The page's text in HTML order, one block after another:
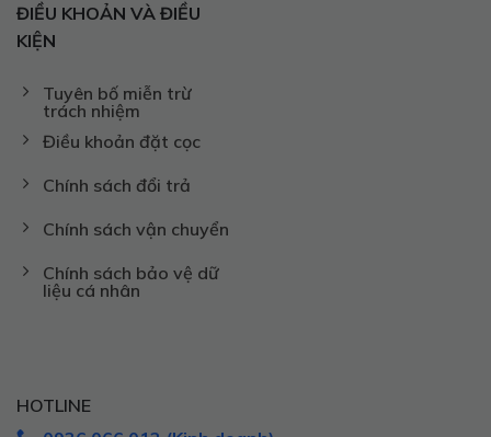
ĐIỀU KHOẢN VÀ ĐIỀU
KIỆN
Tuyên bố miễn trừ
trách nhiệm
Điều khoản đặt cọc
Chính sách đổi trả
Chính sách vận chuyển
Chính sách bảo vệ dữ
liệu cá nhân
HOTLINE